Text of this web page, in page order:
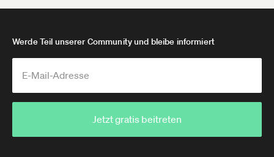
Werde Teil unserer Community und bleibe informiert
Jetzt gratis beitreten